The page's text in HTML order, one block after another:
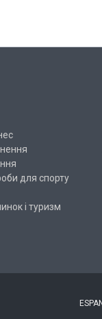
для спорту
і туризм